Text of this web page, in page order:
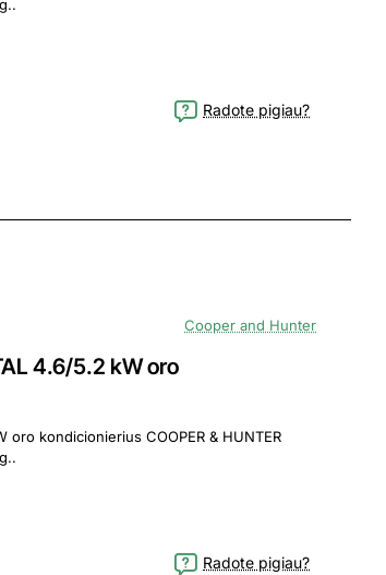
g..
Radote pigiau?
Cooper and Hunter
4.6/5.2 kW oro
COOPER & HUNTER
g..
Radote pigiau?